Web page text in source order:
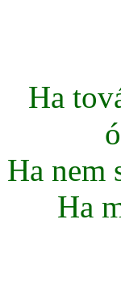
Ha
Ha nem
Ha